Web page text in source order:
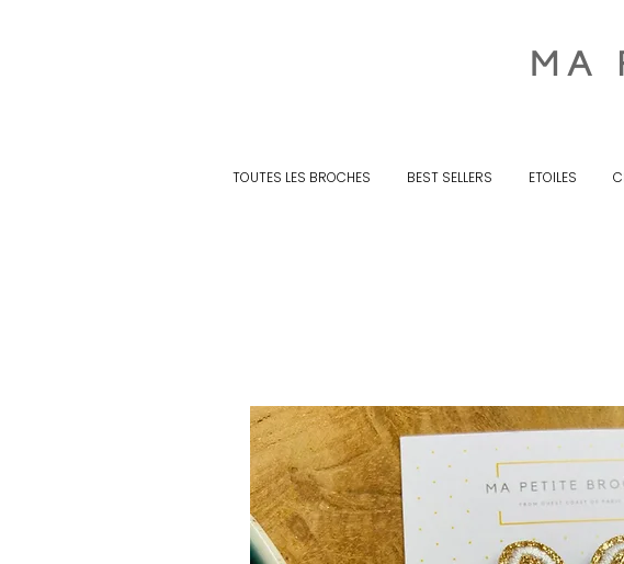
TOUTES LES BROCHES BEST SELLERS ETOILES